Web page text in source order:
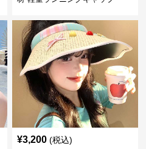
¥3,200 (税込)